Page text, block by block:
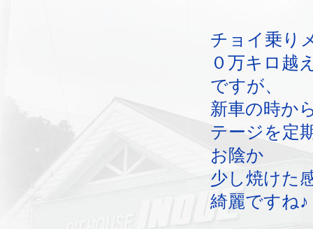
チョイ乗り
０万キロ越
ですが、
新車の時か
テージを定
お陰か
少し焼けた
綺麗ですね♪